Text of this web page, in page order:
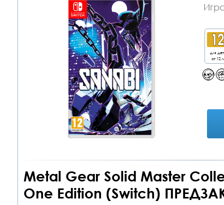
для
от 12
Metal Gear Solid Master
One Edition (Switch)